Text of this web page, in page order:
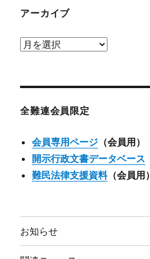
アーカイブ
ア
ブ
全難連会員限定
会員専用ページ （会員用）
開示行政文書データベース
難民法律支援資料（会員用）
お知らせ